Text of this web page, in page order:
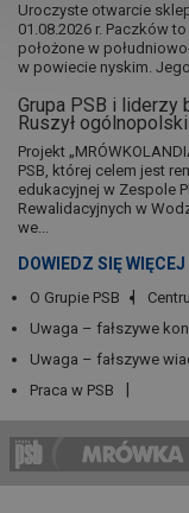
Uroczyste otwarcie
01.08.2026 r. Paczków
położone w
w powiecie nyskim.
Grupa PSB i liderzy
Ruszył
Projekt
PSB, której celem jest
edukacyjnej w Zespole
Rewalidacyjnych w
we...
DOWIEDZ SIĘ WIĘCEJ
O Grupie PSB
Uwaga – fałszywe
Uwaga – fałszywe
Praca w PSB